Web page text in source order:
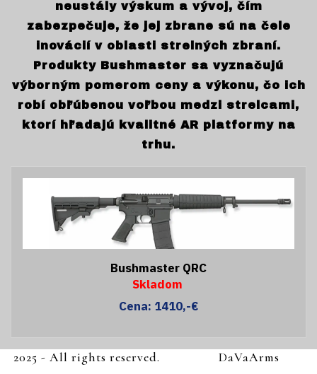
neustály výskum a vývoj, čím
zabezpečuje, že jej zbrane sú na čele
inovácií v oblasti strelných zbraní.
Produkty Bushmaster sa vyznačujú
výborným pomerom ceny a výkonu, čo ich
robí obľúbenou voľbou medzi strelcami,
ktorí hľadajú kvalitné AR platformy na
trhu.
Bushmaster QRC
Skladom
Cena: 1410,-€
2025 - All rights reserved.
DaVaArms